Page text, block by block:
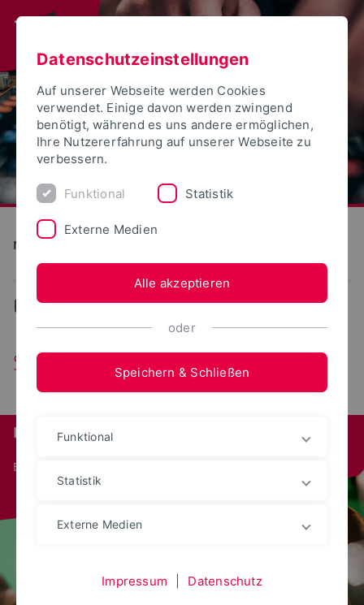
Medien und Kultur
... Studiengänge
Studiengänge
Medienproduktion
Bachelor
Datenschutzeinstellungen
Auf unserer Webseite werden Cookies
verwendet. Einige davon werden zwingend
benötigt, während es uns andere ermöglichen,
Ihre Nutzererfahrung auf unserer Webseite zu
verbessern.
Funktional Statistik
Externe Medien
Alle akzeptieren
oder
Speichern & Schließen
Funktional
Statistik
Externe Medien
Impressum Datenschutz